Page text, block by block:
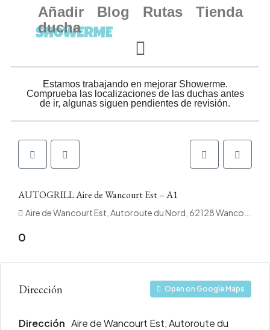
Añadir
ducha
Blog Rutas Tienda
Estamos trabajando en mejorar Showerme.
Comprueba las localizaciones de las duchas antes
de ir, algunas siguen pendientes de revisión.
AUTOGRILL Aire de Wancourt Est – A1
Aire de Wancourt Est, Autoroute du Nord, 62128 Wancourt, Francia
0
Dirección Open on Google Maps
Dirección Aire de Wancourt Est, Autoroute du